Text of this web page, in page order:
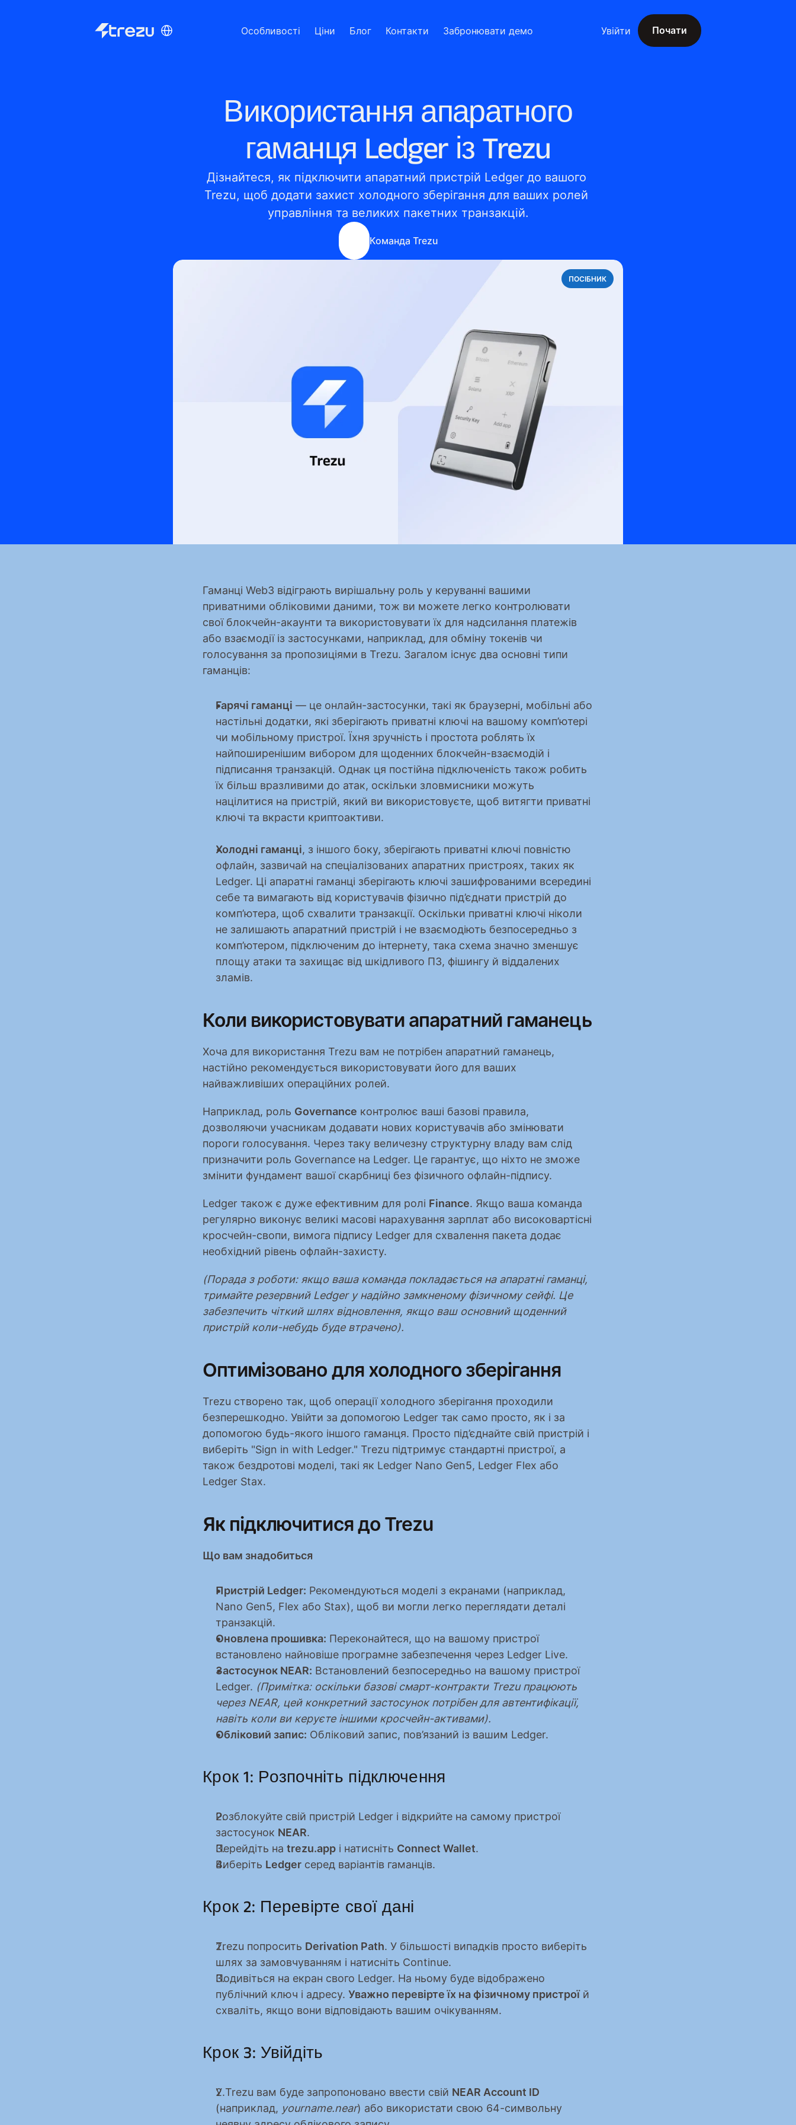
Особливості Ціни Блог Контакти Забронювати демо Увійти
Почати
Використання апаратного
гаманця Ledger із Trezu
Дізнайтеся, як підключити апаратний пристрій Ledger до вашого
Trezu, щоб додати захист холодного зберігання для ваших ролей
управління та великих пакетних транзакцій.
Команда Trezu
ПОСІБНИК
​​Гаманці Web3 відіграють вирішальну роль у керуванні вашими
приватними обліковими даними, тож ви можете легко контролювати
свої блокчейн-акаунти та використовувати їх для надсилання платежів
або взаємодії із застосунками, наприклад, для обміну токенів чи
голосування за пропозиціями в Trezu. Загалом існує два основні типи
гаманців:
Гарячі гаманці — це онлайн-застосунки, такі як браузерні, мобільні або
настільні додатки, які зберігають приватні ключі на вашому комп’ютері
чи мобільному пристрої. Їхня зручність і простота роблять їх
найпоширенішим вибором для щоденних блокчейн-взаємодій і
підписання транзакцій. Однак ця постійна підключеність також робить
їх більш вразливими до атак, оскільки зловмисники можуть
націлитися на пристрій, який ви використовуєте, щоб витягти приватні
ключі та вкрасти криптоактиви.
Холодні гаманці, з іншого боку, зберігають приватні ключі повністю
офлайн, зазвичай на спеціалізованих апаратних пристроях, таких як
Ledger. Ці апаратні гаманці зберігають ключі зашифрованими всередині
себе та вимагають від користувачів фізично під’єднати пристрій до
комп’ютера, щоб схвалити транзакції. Оскільки приватні ключі ніколи
не залишають апаратний пристрій і не взаємодіють безпосередньо з
комп’ютером, підключеним до інтернету, така схема значно зменшує
площу атаки та захищає від шкідливого ПЗ, фішингу й віддалених
зламів.
Коли використовувати апаратний гаманець
Хоча для використання Trezu вам не потрібен апаратний гаманець,
настійно рекомендується використовувати його для ваших
найважливіших операційних ролей.
Наприклад, роль Governance контролює ваші базові правила,
дозволяючи учасникам додавати нових користувачів або змінювати
пороги голосування. Через таку величезну структурну владу вам слід
призначити роль Governance на Ledger. Це гарантує, що ніхто не зможе
змінити фундамент вашої скарбниці без фізичного офлайн-підпису.
Ledger також є дуже ефективним для ролі Finance. Якщо ваша команда
регулярно виконує великі масові нарахування зарплат або високовартісні
кросчейн-свопи, вимога підпису Ledger для схвалення пакета додає
необхідний рівень офлайн-захисту.
(Порада з роботи: якщо ваша команда покладається на апаратні гаманці,
тримайте резервний Ledger у надійно замкненому фізичному сейфі. Це
забезпечить чіткий шлях відновлення, якщо ваш основний щоденний
пристрій коли-небудь буде втрачено).
Оптимізовано для холодного зберігання
Trezu створено так, щоб операції холодного зберігання проходили
безперешкодно. Увійти за допомогою Ledger так само просто, як і за
допомогою будь-якого іншого гаманця. Просто під’єднайте свій пристрій і
виберіть "Sign in with Ledger." Trezu підтримує стандартні пристрої, а
також бездротові моделі, такі як Ledger Nano Gen5, Ledger Flex або
Ledger Stax.
Як підключитися до Trezu
Що вам знадобиться
Пристрій Ledger: Рекомендуються моделі з екранами (наприклад,
Nano Gen5, Flex або Stax), щоб ви могли легко переглядати деталі
транзакцій.
Оновлена прошивка: Переконайтеся, що на вашому пристрої
встановлено найновіше програмне забезпечення через Ledger Live.
Застосунок NEAR: Встановлений безпосередньо на вашому пристрої
Ledger. (Примітка: оскільки базові смарт-контракти Trezu працюють
через NEAR, цей конкретний застосунок потрібен для автентифікації,
навіть коли ви керуєте іншими кросчейн-активами).
Обліковий запис: Обліковий запис, пов’язаний із вашим Ledger.
Крок 1: Розпочніть підключення
Розблокуйте свій пристрій Ledger і відкрийте на самому пристрої
застосунок NEAR.
Перейдіть на trezu.app і натисніть Connect Wallet.
Виберіть Ledger серед варіантів гаманців.
Крок 2: Перевірте свої дані
Trezu попросить Derivation Path. У більшості випадків просто виберіть
шлях за замовчуванням і натисніть Continue.
Подивіться на екран свого Ledger. На ньому буде відображено
публічний ключ і адресу. Уважно перевірте їх на фізичному пристрої й
схваліть, якщо вони відповідають вашим очікуванням.
Крок 3: Увійдіть
У Trezu вам буде запропоновано ввести свій NEAR Account ID
(наприклад, yourname.near) або використати свою 64-символьну